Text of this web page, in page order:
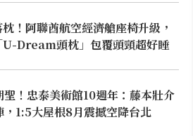
！阿聯酋航空經濟艙座椅升級，
U-Dream頭枕」包覆頭頸超好睡
聖！忠泰美術館10週年：藤本壯介
，1:5大屋根8月震撼空降台北